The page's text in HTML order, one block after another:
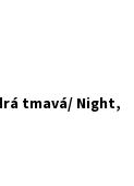
tmavá/ Night,